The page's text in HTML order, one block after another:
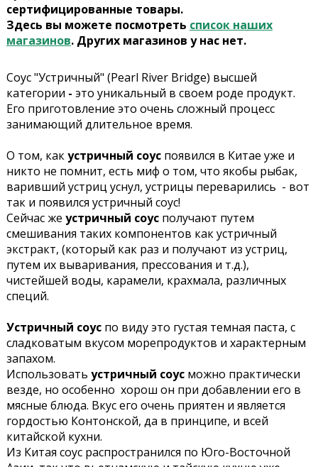
сертифицированные товары.
Здесь вы можете посмотреть список наших
магазинов. Других магазинов у нас нет.
Соус "Устричный" (Pearl River Bridge) высшей
категории - это уникальный в своем роде продукт.
Его приготовление это очень сложный процесс
занимающий длительное время.
О том, какустричный соуспоявился в Китае уже и
никто не помнит, есть миф о том, что якобы рыбак,
варивший устриц уснул, устрицы переварились - вот
так и появился устричный соус!
Сейчас же устричный соусполучают путем
смешивания таких компонентов как устричный
экстракт, (который как раз и получают из устриц,
путем их вываривания, прессования и т.д.),
чистейшей воды, карамели, крахмала, различных
специй.
Устричный соус по виду это густая темная паста, с
сладковатым вкусом морепродуктов и характерным
запахом.
Использовать устричный соус можно практически
везде, но особенно хорош он при добавлении его в
мясные блюда. Вкус его очень приятен и является
гордостью Контонской, да в принципе, и всей
китайской кухни.
Из Китая соус распространился по Юго-Восточной